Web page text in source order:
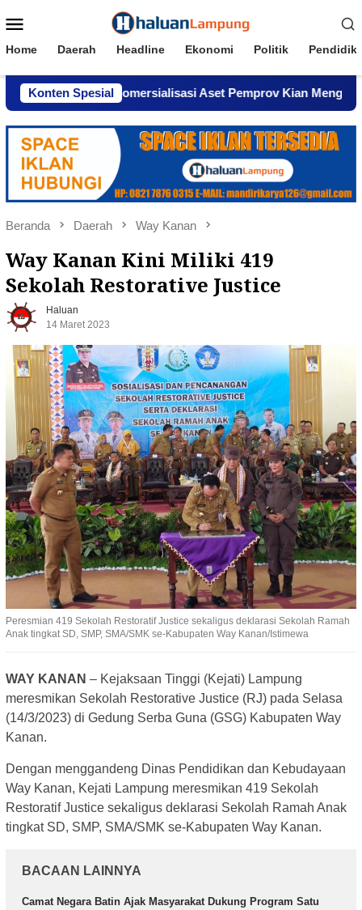
ke
Mobile
Home Daerah Headline Ekonomi Politik
Konten Spesial
Komersialisasi Aset Pemprov Kian Menguat
Beranda Daerah Way Kanan
Way Kanan Kini Miliki 419
Sekolah Restorative Justice
Haluan
14 Maret 2023
Peresmian 419 Sekolah Restoratif Justice sekaligus deklarasi Sekolah Ramah
Anak tingkat SD, SMP, SMA/SMK se-Kabupaten Way Kanan/Istimewa
WAY KANAN – Kejaksaan Tinggi (Kejati) Lampung
meresmikan Sekolah Restorative Justice (RJ) pada Selasa
(14/3/2023) di Gedung Serba Guna (GSG) Kabupaten Way
Kanan.
Dengan menggandeng Dinas Pendidikan dan Kebudayaan
Way Kanan, Kejati Lampung meresmikan 419 Sekolah
Restoratif Justice sekaligus deklarasi Sekolah Ramah Anak
tingkat SD, SMP, SMA/SMK se-Kabupaten Way Kanan.
BACAAN LAINNYA
Camat Negara Batin Ajak Masyarakat Dukung Program Satu